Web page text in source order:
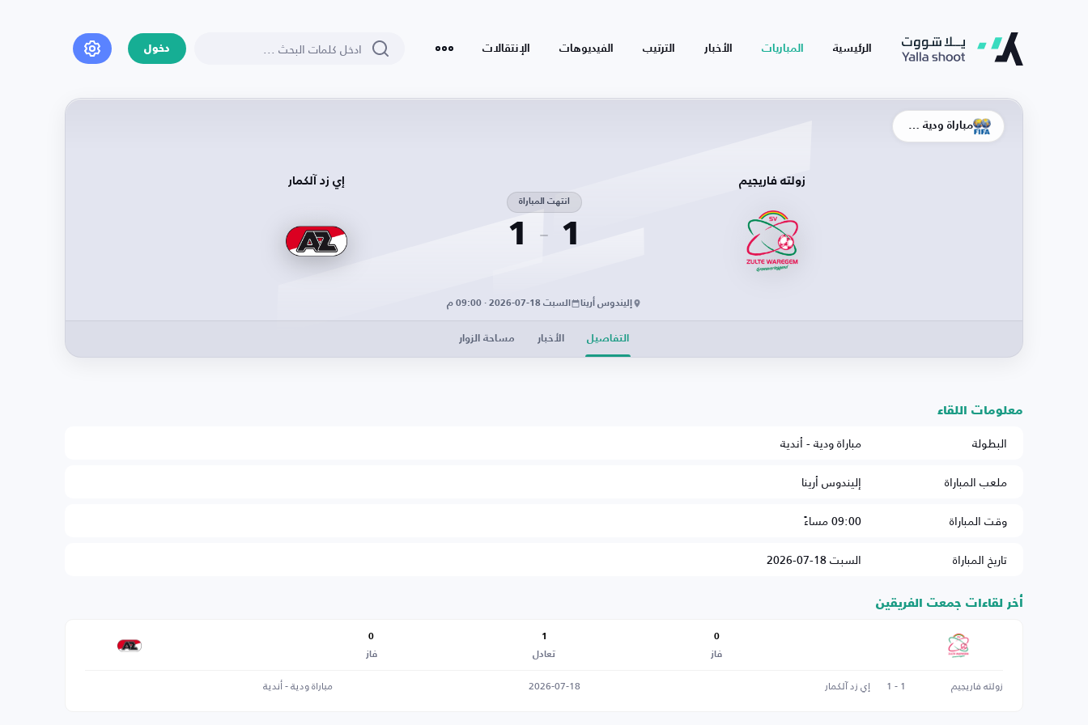
الرئيسية المباريات الأخبار الترتيب الفيديوهات الإنتقالات دخول
مباراة ودية - أندية
زولته فاريجيم
1
انتهت المباراة
1
إي زد آلكمار
إليندوس أرينا السبت 18-07-2026 · 09:00 م
التفاصيل الأخبار مساحة الزوار
معلومات اللقاء
البطولة
مباراة ودية - أندية
ملعب المباراة
إليندوس أرينا
وقت المباراة
09:00 مساءً
تاريخ المباراة
السبت 18-07-2026
أخر لقاءات جمعت الفريقين
0
فاز
1
تعادل
0
فاز
زولته فاريجيم 1 - 1 إي زد آلكمار 2026-07-18 مباراة ودية - أندية